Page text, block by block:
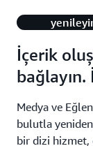
İçerik
Medya ve
bulutla yeniden
bir dizi hizmet,